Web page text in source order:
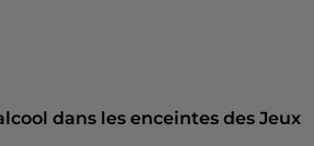
dans les enceintes des Jeux